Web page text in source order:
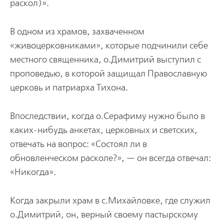
раскол)».
В одном из храмов, захваченном
«живоцерковниками», которые подчинили себе
местного священника, о.Димитрий выступил с
проповедью, в которой защищал Православную
церковь и патриарха Тихона.
Впоследствии, когда о.Серафиму нужно было в
каких-нибудь анкетах, церковных и светских,
отвечать на вопрос: «Состоял ли в
обновленческом расколе?», — он всегда отвечал:
«Никогда».
Когда закрыли храм в с.Михайловке, где служил
о.Димитрий, он, верный своему пастырскому